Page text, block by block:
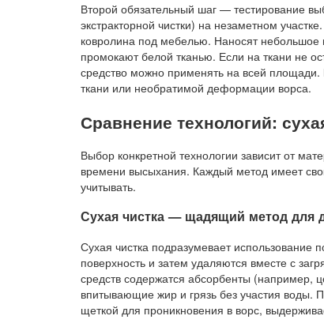
Второй обязательный шаг — тестирование
экстракторной чистки) на незаметном
ковролина под мебелью. Наносят небольшое
промокают белой тканью. Если на ткани не
средство можно применять на всей площади.
ткани или необратимой деформации ворса.
Сравнение технологий:
Выбор конкретной технологии зависит от
времени высыхания. Каждый метод имеет
учитывать.
Сухая чистка — щадящий метод для
Сухая чистка подразумевает использование
поверхность и затем удаляются вместе с
средств содержатся абсорбенты (например,
впитывающие жир и грязь без участия воды.
щеткой для проникновения в ворс,